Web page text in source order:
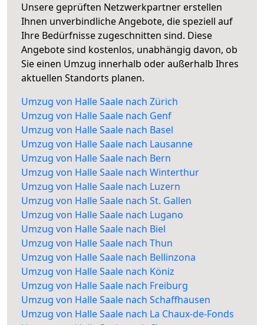
Unsere geprüften Netzwerkpartner erstellen
Ihnen unverbindliche Angebote, die speziell auf
Ihre Bedürfnisse zugeschnitten sind. Diese
Angebote sind kostenlos, unabhängig davon, ob
Sie einen Umzug innerhalb oder außerhalb Ihres
aktuellen Standorts planen.
Umzug von Halle Saale nach Zürich
Umzug von Halle Saale nach Genf
Umzug von Halle Saale nach Basel
Umzug von Halle Saale nach Lausanne
Umzug von Halle Saale nach Bern
Umzug von Halle Saale nach Winterthur
Umzug von Halle Saale nach Luzern
Umzug von Halle Saale nach St. Gallen
Umzug von Halle Saale nach Lugano
Umzug von Halle Saale nach Biel
Umzug von Halle Saale nach Thun
Umzug von Halle Saale nach Bellinzona
Umzug von Halle Saale nach Köniz
Umzug von Halle Saale nach Freiburg
Umzug von Halle Saale nach Schaffhausen
Umzug von Halle Saale nach La Chaux-de-Fonds